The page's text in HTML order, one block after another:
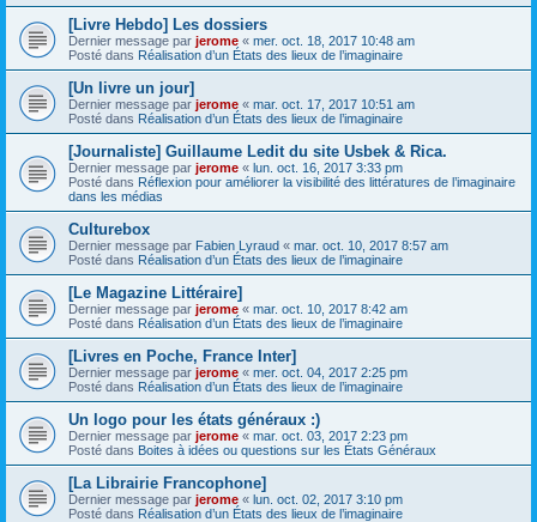
[Livre Hebdo] Les dossiers
Dernier message par jerome « mer. oct. 18, 2017 10:48 am
Posté dans Réalisation d’un États des lieux de l’imaginaire
[Un livre un jour]
Dernier message par jerome « mar. oct. 17, 2017 10:51 am
Posté dans Réalisation d’un États des lieux de l’imaginaire
[Journaliste] Guillaume Ledit du site Usbek & Rica.
Dernier message par jerome « lun. oct. 16, 2017 3:33 pm
Posté dans Réflexion pour améliorer la visibilité des littératures de l’imaginaire
dans les médias
Culturebox
Dernier message par Fabien Lyraud « mar. oct. 10, 2017 8:57 am
Posté dans Réalisation d’un États des lieux de l’imaginaire
[Le Magazine Littéraire]
Dernier message par jerome « mar. oct. 10, 2017 8:42 am
Posté dans Réalisation d’un États des lieux de l’imaginaire
[Livres en Poche, France Inter]
Dernier message par jerome « mer. oct. 04, 2017 2:25 pm
Posté dans Réalisation d’un États des lieux de l’imaginaire
Un logo pour les états généraux :)
Dernier message par jerome « mar. oct. 03, 2017 2:23 pm
Posté dans Boites à idées ou questions sur les États Généraux
[La Librairie Francophone]
Dernier message par jerome « lun. oct. 02, 2017 3:10 pm
Posté dans Réalisation d’un États des lieux de l’imaginaire